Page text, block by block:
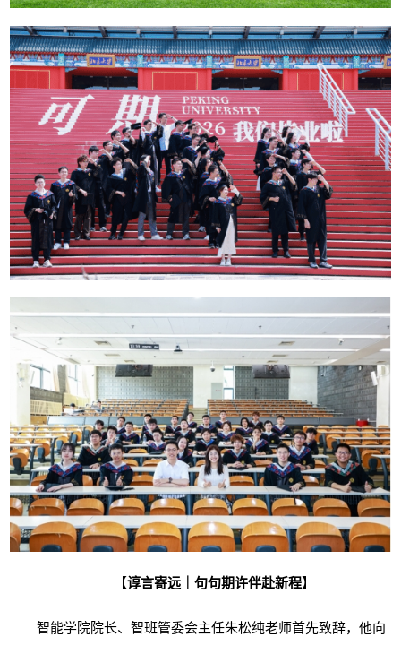
【谆言寄远｜句句期许伴赴新程】
智能学院院长、智班管委会主任朱松纯老师首先致辞，他向